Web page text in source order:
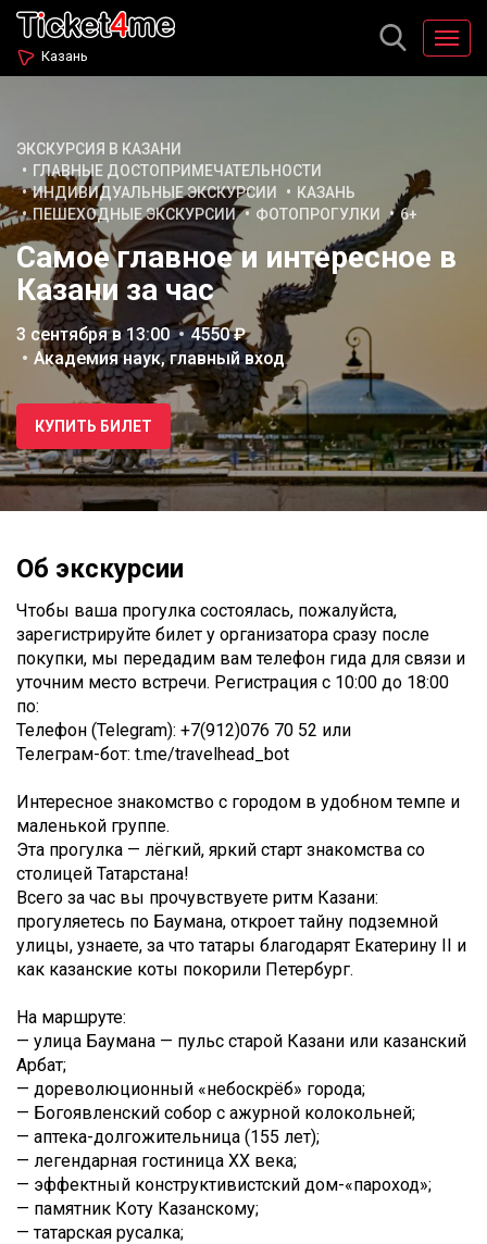
Казань
ЭКСКУРСИЯ В КАЗАНИ
ГЛАВНЫЕ ДОСТОПРИМЕЧАТЕЛЬНОСТИ
ИНДИВИДУАЛЬНЫЕ ЭКСКУРСИИ
КАЗАНЬ
ПЕШЕХОДНЫЕ ЭКСКУРСИИ
ФОТОПРОГУЛКИ 6+
Самое главное и интересное в
Казани за час
3 сентября в 13:00
4550 ₽
Академия наук, главный вход
КУПИТЬ БИЛЕТ
Об экскурсии
Чтобы ваша прогулка состоялась, пожалуйста,
зарегистрируйте билет у организатора сразу после
покупки, мы передадим вам телефон гида для связи и
уточним место встречи. Регистрация с 10:00 до 18:00
по:
Телефон (Telegram): +7(912)076 70 52 или
Телеграм-бот: t.me/travelhead_bot
Интересное знакомство с городом в удобном темпе и
маленькой группе.
Эта прогулка — лёгкий, яркий старт знакомства со
столицей Татарстана!
Всего за час вы прочувствуете ритм Казани:
прогуляетесь по Баумана, откроет тайну подземной
улицы, узнаете, за что татары благодарят Екатерину II и
как казанские коты покорили Петербург.
На маршруте:
— улица Баумана — пульс старой Казани или казанский
Арбат;
— дореволюционный «небоскрёб» города;
— Богоявленский собор с ажурной колокольней;
— аптека-долгожительница (155 лет);
— легендарная гостиница XX века;
— эффектный конструктивистский дом-«пароход»;
— памятник Коту Казанскому;
— татарская русалка;